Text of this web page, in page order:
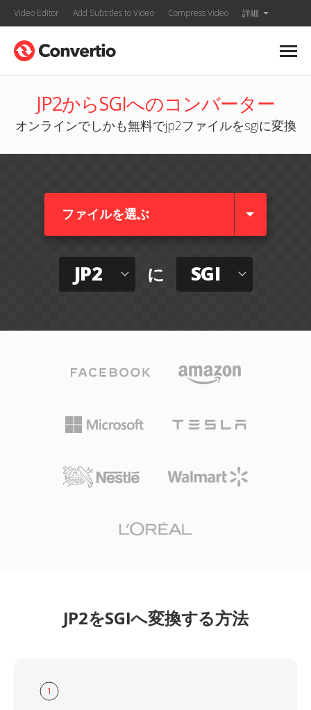
Video Editor Add Subtitles to Video Compress Video 詳細
JP2からSGIへのコンバーター
オンラインでしかも無料でjp2ファイルをsgiに変換
ファイルを選ぶ
JP2 に SGI
JP2をSGIへ変換する方法
1